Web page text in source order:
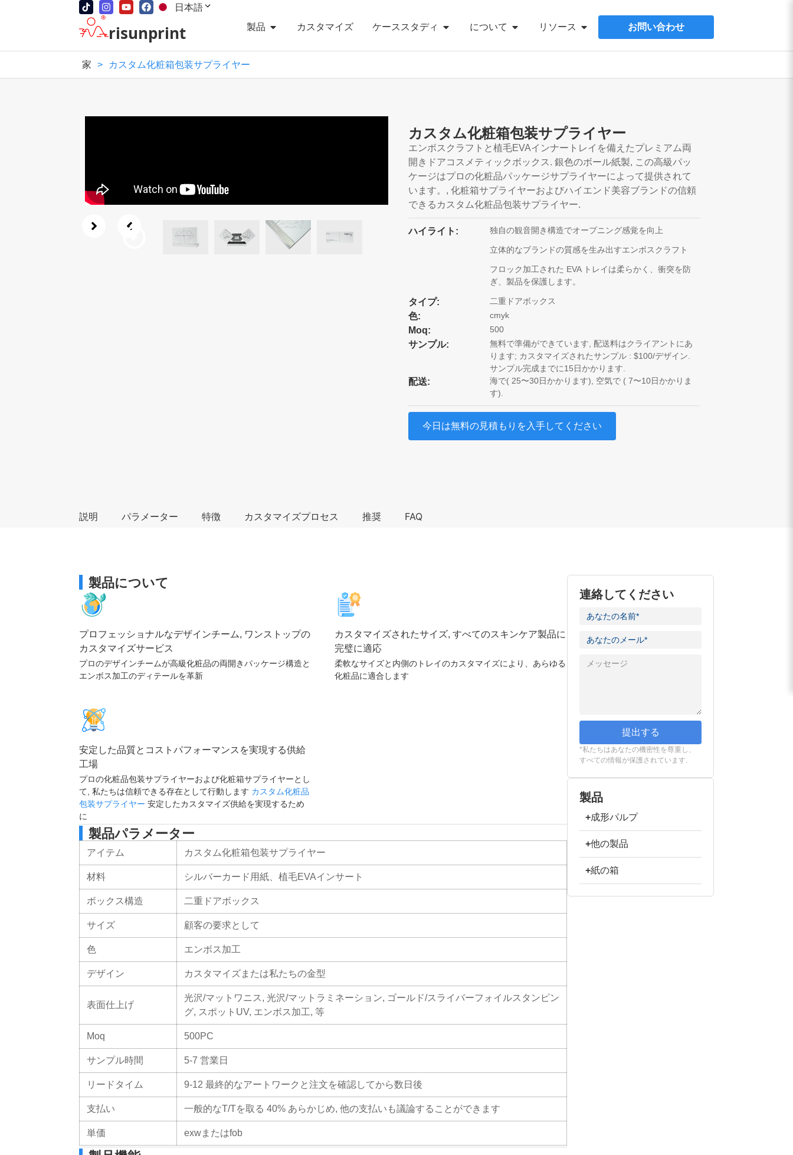
日本語
risunprint 製品 カスタマイズ ケーススタディ について リソース お問い合わせ
家 > カスタム化粧箱包装サプライヤー
カスタム化粧箱包装サプライヤー
エンボスクラフトと植毛EVAインナートレイを備えたプレミアム両
開きドアコスメティックボックス. 銀色のボール紙製, この高級パッ
ケージはプロの化粧品パッケージサプライヤーによって提供されて
います。, 化粧箱サプライヤーおよびハイエンド美容ブランドの信頼
できるカスタム化粧品包装サプライヤー.
ハイライト: 独自の観音開き構造でオープニング感覚を向上
立体的なブランドの質感を生み出すエンボスクラフト
フロック加工された EVA トレイは柔らかく、衝突を防
ぎ、製品を保護します。
タイプ: 二重ドアボックス
色: cmyk
Moq: 500
サンプル:
無料で準備ができています, 配送料はクライアントにあ
ります; カスタマイズされたサンプル : $100/デザイン.
サンプル完成までに15日かかります.
配送:
海で( 25〜30日かかります), 空気で ( 7〜10日かかりま
す).
今日は無料の見積もりを入手してください
説明 パラメーター 特徴 カスタマイズプロセス 推奨 FAQ
製品について
プロフェッショナルなデザインチーム, ワンストップの
カスタマイズサービス
プロのデザインチームが高級化粧品の両開きパッケージ構造と
エンボス加工のディテールを革新
カスタマイズされたサイズ, すべてのスキンケア製品に
完璧に適応
柔軟なサイズと内側のトレイのカスタマイズにより、あらゆる
化粧品に適合します
安定した品質とコストパフォーマンスを実現する供給
工場
プロの化粧品包装サプライヤーおよび化粧箱サプライヤーとし
て, 私たちは信頼できる存在として行動します カスタム化粧品
包装サプライヤー 安定したカスタマイズ供給を実現するため
に
製品パラメーター
アイテム カスタム化粧箱包装サプライヤー
材料 シルバーカード用紙、植毛EVAインサート
ボックス構造 二重ドアボックス
サイズ 顧客の要求として
色 エンボス加工
デザイン カスタマイズまたは私たちの金型
表面仕上げ
光沢/マットワニス, 光沢/マットラミネーション, ゴールド/スライバーフォイルスタンピン
グ, スポットUV, エンボス加工, 等
Moq 500PC
サンプル時間 5-7 営業日
リードタイム 9-12 最終的なアートワークと注文を確認してから数日後
支払い 一般的なT/Tを取る 40% あらかじめ, 他の支払いも議論することができます
単価 exwまたはfob
連絡してください
提出する
*私たちはあなたの機密性を尊重し、
すべての情報が保護されています.
製品
+成形パルプ
+他の製品
+紙の箱